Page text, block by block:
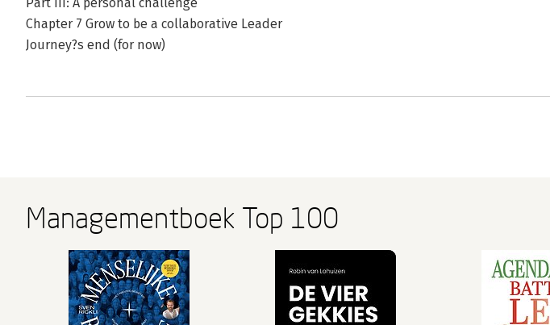
Chapter 7 Grow to be a collaborative Leader
Journey?s end (for now)
Managementboek Top 100